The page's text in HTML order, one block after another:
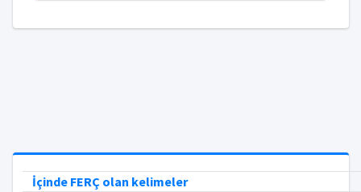
İçinde FERÇ olan kelimeler